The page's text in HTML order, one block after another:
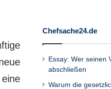
Chefsache24.de
Essay: Wer seinen
abschließen
Warum die